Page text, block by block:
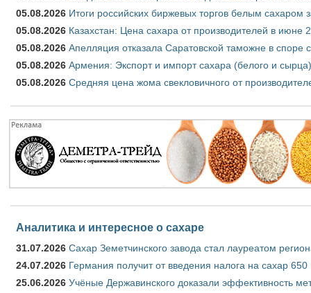
05.08.2026 Итоги российских биржевых торгов белым сахаром
05.08.2026 Казахстан: Цена сахара от производителей в июне
05.08.2026 Апелляция отказала Саратовской таможне в
05.08.2026 Армения: Экспорт и импорт сахара (белого и
05.08.2026 Средняя цена жома свекловичного от
Аналитика и интересное о сахаре
31.07.2026 Сахар Земетчинского завода стал лауреатом
24.07.2026 Германия получит от введения налога на сахар
25.06.2026 Учёные Державинского доказали эффективность